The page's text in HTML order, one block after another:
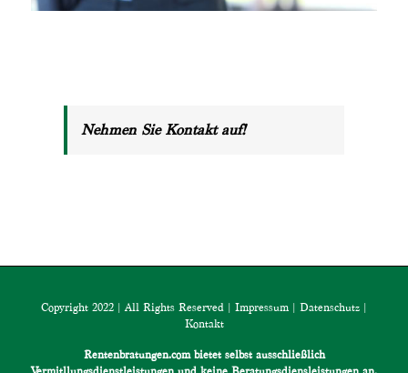
Nehmen Sie Kontakt auf!
Copyright 2022 | All Rights Reserved | Impressum | Datenschutz |
Kontakt
Rentenbratungen.com bietet selbst ausschließlich
Vermitllungsdienstleistungen und keine Beratungsdiensleistungen an.